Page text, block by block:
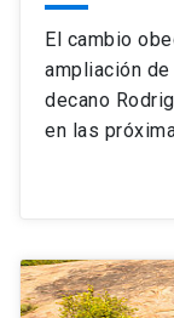
Donaciones launch
El cambio
ampliación
decano
en las